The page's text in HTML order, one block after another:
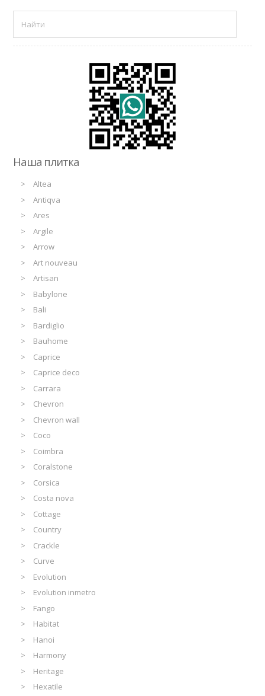
Наша плитка
Altea
Antiqva
Ares
Argile
Arrow
Art nouveau
Artisan
Babylone
Bali
Bardiglio
Bauhome
Caprice
Caprice deco
Carrara
Chevron
Chevron wall
Coco
Coimbra
Coralstone
Corsica
Costa nova
Cottage
Country
Crackle
Curve
Evolution
Evolution inmetro
Fango
Habitat
Hanoi
Harmony
Heritage
Hexatile